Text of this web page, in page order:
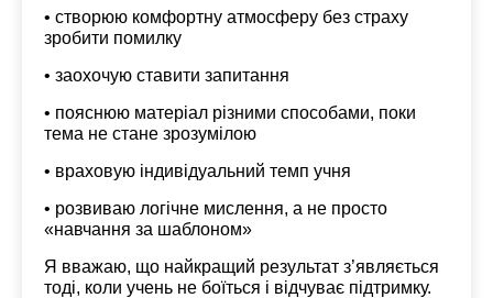
• створюю комфортну атмосферу без страху
зробити помилку
• заохочую ставити запитання
• пояснюю матеріал різними способами, поки
тема не стане зрозумілою
• враховую індивідуальний темп учня
• розвиваю логічне мислення, а не просто
«навчання за шаблоном»
Я вважаю, що найкращий результат з’являється
тоді, коли учень не боїться і відчуває підтримку.